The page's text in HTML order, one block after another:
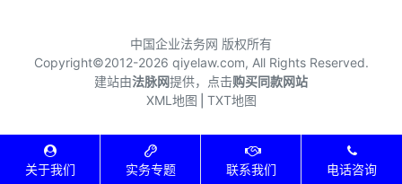
中国企业法务网 版权所有
Copyright©2012-2026 qiyelaw.com, All Rights Reserved.
建站由法脉网提供，点击购买同款网站
XML地图 TXT地图
关于我们 实务专题 联系我们 电话咨询